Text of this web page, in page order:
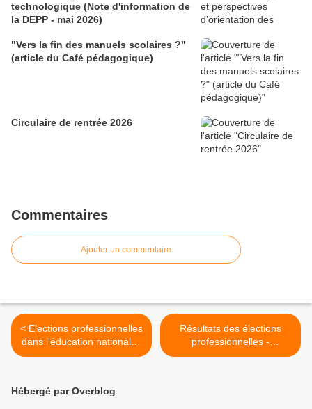
technologique (Note d'information de
la DEPP - mai 2026)
"Vers la fin des manuels scolaires ?"
(article du Café pédagogique)
Circulaire de rentrée 2026
Commentaires
Ajouter un commentaire
< Elections professionnelles
dans l'éducation nationale :
une chute "historique" de la
Monde)
Résultats des élections
professionnelles -
Réactions des syndicats
Hébergé par Overblog